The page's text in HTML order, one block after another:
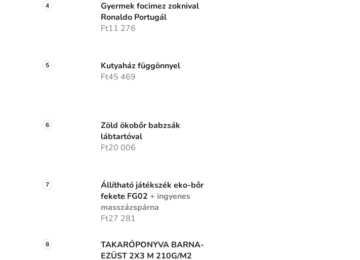
Gyermek focimez zoknival
Ronaldo Portugál
Ft11 276
Kutyaház függönnyel
Ft45 469
Zöld ökobőr babzsák
lábtartóval
Ft20 006
Állítható játékszék eko-bőr
fekete FG02 + ingyenes
masszázspárna
Ft27 281
TAKARÓPONYVA BARNA-
EZÜST 2X3 M 210G/M2